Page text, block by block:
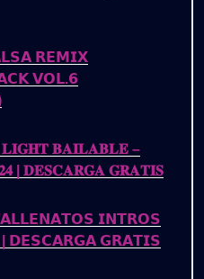
𝗥𝗘𝗠𝗜𝗫
𝗩𝗢𝗟.𝟲
𝐁𝐀𝐈𝐋𝐀𝐁𝐋𝐄 –
| 𝐃𝐄𝐒𝐂𝐀𝐑𝐆𝐀 𝐆𝐑𝐀𝐓𝐈𝐒
𝗜𝗡𝗧𝗥𝗢𝗦
| 𝗗𝗘𝗦𝗖𝗔𝗥𝗚𝗔 𝗚𝗥𝗔𝗧𝗜𝗦